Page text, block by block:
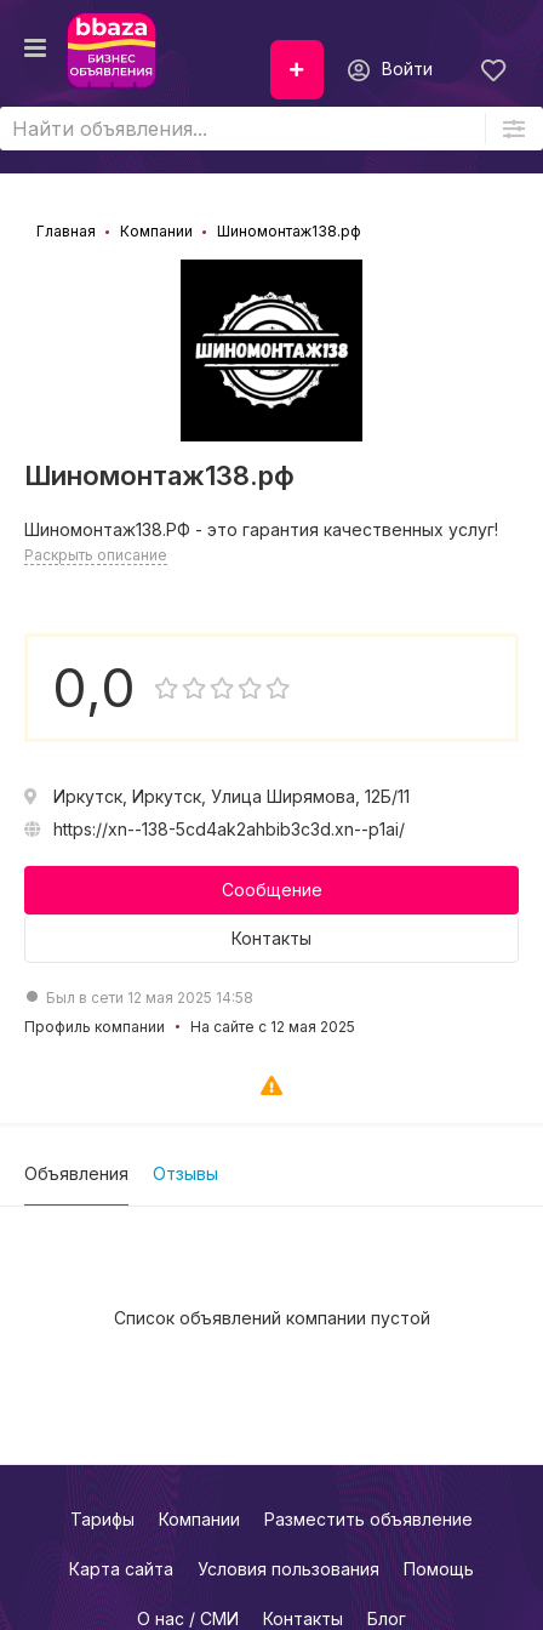
Войти
Главная Компании Шиномонтаж138.рф
Шиномонтаж138.рф
Шиномонтаж138.РФ - это гарантия качественных услуг!
Раскрыть описание
0,0
Иркутск, Иркутск, Улица Ширямова, 12Б/11
https://xn--138-5cd4ak2ahbib3c3d.xn--p1ai/
Сообщение
Контакты
Был в сети 12 мая 2025 14:58
Профиль компании
На сайте с 12 мая 2025
Объявления Отзывы
Список объявлений компании пустой
Тарифы Компании Разместить объявление
Карта сайта Условия пользования Помощь
О нас / СМИ Контакты Блог